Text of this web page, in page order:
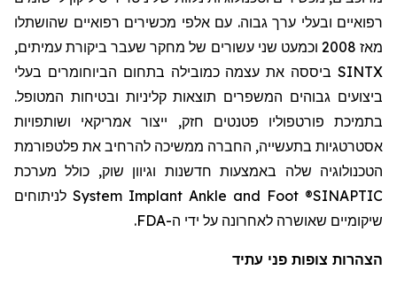
רפואיים ובעלי ערך גבוה. עם אלפי מכשירים רפואיים שהושתלו
מאז 2008 וכמעט שני עשורים של מחקר שעבר ביקורת עמיתים,
SINTX ביססה את עצמה כמובילה בתחום
הביוחומרים בעלי
ביצועים גבוהים המשפרים תוצאות קליניות ובטיחות המטופל.
בתמיכת פורטפוליו פטנטים חזק, ייצור אמריקאי ושותפויות
אסטרטגיות בתעשייה, החברה ממשיכה להרחיב את פלטפורמת
הטכנולוגיה שלה באמצעות חדשנות וגיוון שוק, כולל מערכת
SINAPTIC®
Foot
and
Ankle
Implant
System לניתוחים
שיקומיים שאושרה לאחרונה על ידי ה-FDA
.
הצהרות צופות פני עתיד